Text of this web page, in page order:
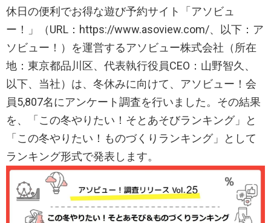
休日の便利でお得な遊び予約サイト「アソビュ
ー！」（URL：https://www.asoview.com/、以下：ア
ソビュー！）を運営するアソビュー株式会社（所在
地：東京都品川区、代表執行役員CEO：山野智久、
以下、当社）は、冬休みに向けて、アソビュー！会
員5,807名にアンケート調査を行いました。その結果
を、「この冬やりたい！そとあそびランキング」と
「この冬やりたい！ものづくりランキング」として
ランキング形式で発表します。